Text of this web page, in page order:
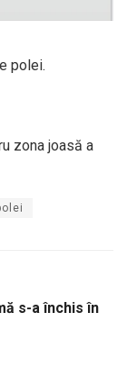
polei.
zona joasă a
s-a închis în